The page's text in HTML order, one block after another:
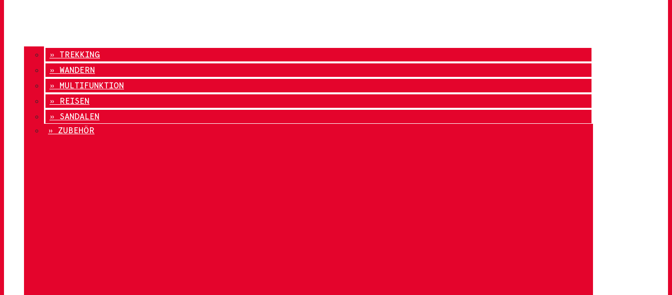
» TREKKING
» WANDERN
» MULTIFUNKTION
» REISEN
» SANDALEN
» ZUBEHÖR